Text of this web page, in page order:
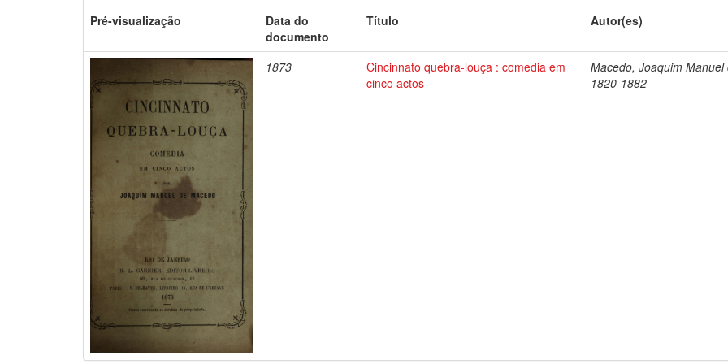
Pré-visualização
Data do
documento
Título Autor(es)
1873
Cincinnato quebra-louça : comedia em
cinco actos
Macedo, Joaquim Manuel
1820-1882